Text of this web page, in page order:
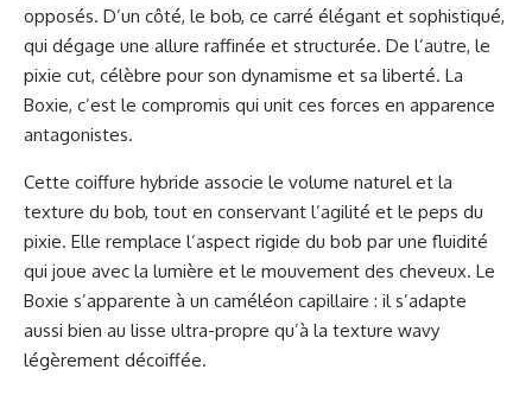
opposés. D’un côté, le bob, ce carré élégant et sophistiqué,
qui dégage une allure raffinée et structurée. De l’autre, le
pixie cut, célèbre pour son dynamisme et sa liberté. La
Boxie, c’est le compromis qui unit ces forces en apparence
antagonistes.
Cette coiffure hybride associe le volume naturel et la
texture du bob, tout en conservant l’agilité et le peps du
pixie. Elle remplace l’aspect rigide du bob par une fluidité
qui joue avec la lumière et le mouvement des cheveux. Le
Boxie s’apparente à un caméléon capillaire : il s’adapte
aussi bien au lisse ultra-propre qu’à la texture wavy
légèrement décoiffée.